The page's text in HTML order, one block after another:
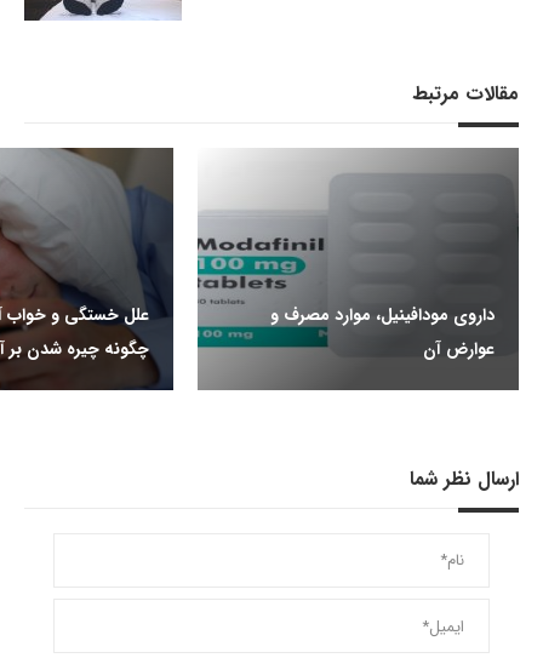
مقالات مرتبط
داروی مودافینیل، موارد مصرف و
عوارض آن
علل خستگی و خواب
چگونه چیره شدن بر
ارسال نظر شما